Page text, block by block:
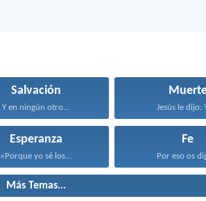
Salvación
Y en ningún otro... Jesús le dijo:
Esperanza
«Porque yo sé los...
Fe
Por eso os
Más Temas...